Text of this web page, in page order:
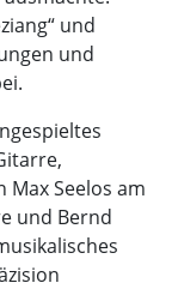
und
und
Seelos am
und Bernd